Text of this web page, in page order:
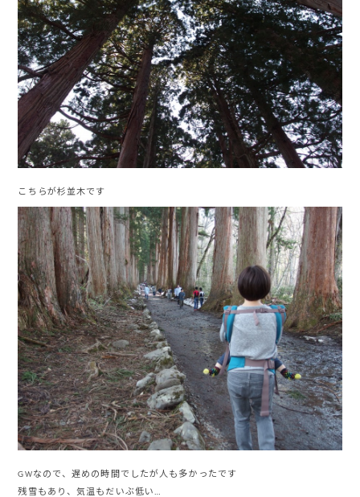
こちらが杉並木です
GWなので、遅めの時間でしたが人も多かったです
残雪もあり、気温もだいぶ低い…